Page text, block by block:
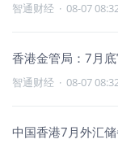
智通财经 · 08-07
香港金管局：7月
智通财经 · 08-07
中国香港7月外汇